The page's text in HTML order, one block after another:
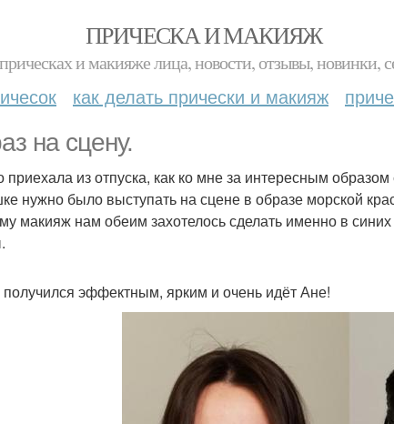
ПРИЧЕСКА И МАКИЯЖ
и макияже лица, новости, отзывы, новинки,
как делать прически и макияж
на сцену.
приехала из отпуска, как ко мне за интересным
нужно было выступать на сцене в образе морской
макияж нам обеим захотелось сделать именно в
эффектным, ярким и очень идёт Ане!